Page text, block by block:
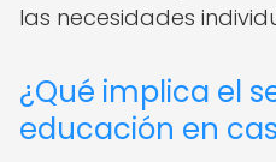
las necesidades
¿Qué implica el
educación en